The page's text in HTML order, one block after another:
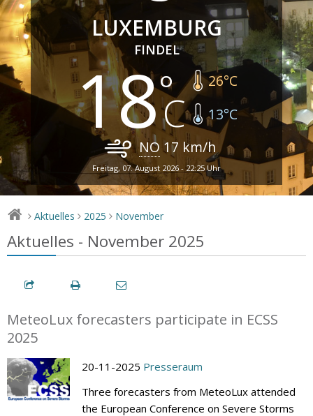
LUXEMBURG
FINDEL
18 26°C
13°C
NO 17 km/h
Freitag, 07. August 2026 - 22:25 Uhr
> Aktuelles > 2025 > November
Aktuelles - November 2025
MeteoLux forecasters participate in ECSS
2025
20-11-2025 Presseraum
Three forecasters from MeteoLux attended
the European Conference on Severe Storms